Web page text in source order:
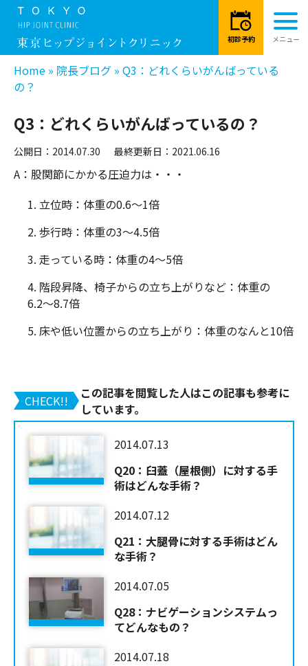
Home » 院長ブログ » Q3：どれくらいがんばっている
の？
Q3：どれくらいがんばっているの？
公開日：2014.07.30 最終更新日：2021.06.16
A：股関節にかかる圧迫力は・・・
1. 立位時：体重の0.6～1倍
2. 歩行時：体重の3～4.5倍
3. 走っている時：体重の4〜5倍
4. 階段昇降、椅子からの立ち上がりなど：体重の
6.2〜8.7倍
5. 床や低い位置からの立ち上がり：体重のなんと10倍
CHECK!!
この記事を閲覧した人はこの記事も参考に
しています。
2014.07.13
Q20：臼蓋（屋根側）に対する手
術はどんな手術？
2014.07.12
Q21：大腿骨に対する手術はどん
な手術？
2014.07.05
Q28：ナビゲーションシステムっ
てどんなもの？
2014.07.18